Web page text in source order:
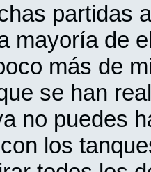
partidas
mayoría de
más de
se han
no puedes
los